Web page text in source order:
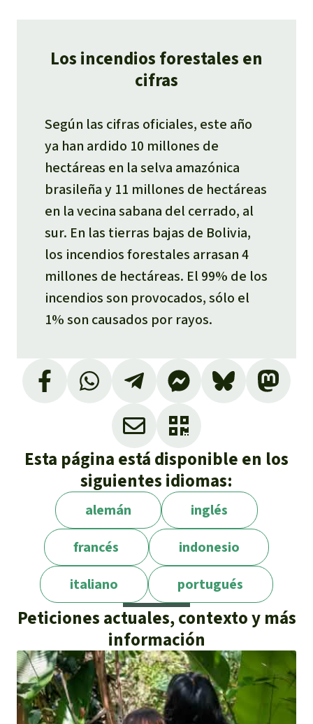
Los incendios forestales en
cifras
Según las cifras oficiales, este año
ya han ardido 10 millones de
hectáreas en la selva amazónica
brasileña y 11 millones de hectáreas
en la vecina sabana del cerrado, al
sur. En las tierras bajas de Bolivia,
los incendios forestales arrasan 4
millones de hectáreas. El 99% de los
incendios son provocados, sólo el
1% son causados por rayos.
Esta página está disponible en los
siguientes idiomas:
alemán
inglés
francés
indonesio
italiano
portugués
Peticiones actuales, contexto y más
información